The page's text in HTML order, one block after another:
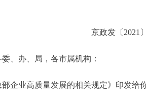
京政发〔2021
、办、局，各市属机构：
业高质量发展的相关规定》印发给你